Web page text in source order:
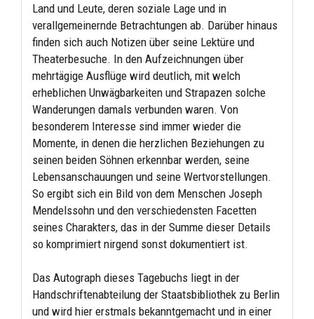
Land und Leute, deren soziale Lage und in
verallgemeinernde Betrachtungen ab. Darüber hinaus
finden sich auch Notizen über seine Lektüre und
Theaterbesuche. In den Aufzeichnungen über
mehrtägige Ausflüge wird deutlich, mit welch
erheblichen Unwägbarkeiten und Strapazen solche
Wanderungen damals verbunden waren. Von
besonderem Interesse sind immer wieder die
Momente, in denen die herzlichen Beziehungen zu
seinen beiden Söhnen erkennbar werden, seine
Lebensanschauungen und seine Wertvorstellungen.
So ergibt sich ein Bild von dem Menschen Joseph
Mendelssohn und den verschiedensten Facetten
seines Charakters, das in der Summe dieser Details
so komprimiert nirgend sonst dokumentiert ist.
Das Autograph dieses Tagebuchs liegt in der
Handschriftenabteilung der Staatsbibliothek zu Berlin
und wird hier erstmals bekanntgemacht und in einer